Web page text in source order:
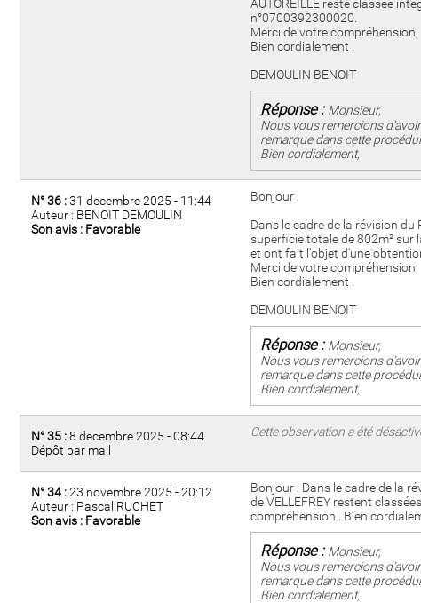
AUTOREILLE reste classée
n°0700392300020.
Merci de votre compréhension,
Bien cordialement .
DEMOULIN BENOIT
Réponse :Monsieur,
Nous vous remercions
remarque dans cette
Bien cordialement,
N° 36 :31 decembre 2025 - 11:44
Auteur : BENOIT DEMOULIN
Son avis : Favorable
Bonjour .
Dans le cadre de la révision du
superficie totale de 802m² sur
et ont fait l'objet d'une
Merci de votre compréhension,
Bien cordialement .
DEMOULIN BENOIT
Réponse :Monsieur,
Nous vous remercions
remarque dans cette
Bien cordialement,
N° 35 :8 decembre 2025 - 08:44
Dépôt par mail
Cette observation a été
N° 34 :23 novembre 2025 - 20:12
Auteur : Pascal RUCHET
Son avis : Favorable
Bonjour . Dans le cadre de la
de VELLEFREY restent
compréhension . Bien
Réponse :Monsieur,
Nous vous remercions
remarque dans cette
Bien cordialement,